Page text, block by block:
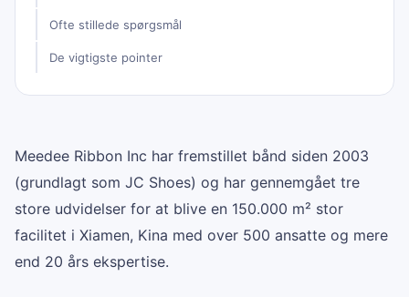
Ofte stillede spørgsmål
De vigtigste pointer
Meedee Ribbon Inc har fremstillet bånd siden 2003
(grundlagt som JC Shoes) og har gennemgået tre
store udvidelser for at blive en 150.000 m² stor
facilitet i Xiamen, Kina med over 500 ansatte og mere
end 20 års ekspertise.